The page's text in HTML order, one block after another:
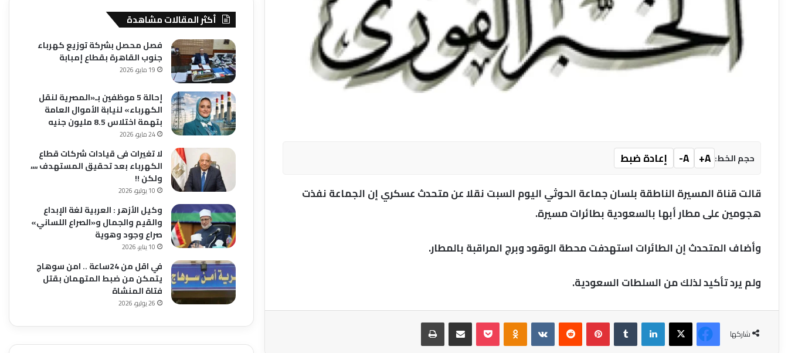
حجم الخط: A+
A-
إعادة ضبط
قالت قناة المسيرة الناطقة بلسان جماعة الحوثي اليوم السبت نقلا عن متحدث عسكري إن الجماعة نفذت
هجومين على مطار أبها بالسعودية بطائرات مسيرة.
وأضاف المتحدث إن الطائرات استهدفت محطة الوقود وبرج المراقبة بالمطار.
ولم يرد تأكيد لذلك من السلطات السعودية.
شاركها
فيسبوك‫X لينكدإن بينتيريست Odnoklassniki
‫Pocket مشاركة عبر البريد طباعة
أكثر المقالات مشاهدة
فصل محصل بشركة توزيع كهرباء
جنوب القاهرة بقطاع إمبابة
19 مايو، 2026
إحالة 5 موظفين بـ«المصرية لنقل
الكهرباء» لنيابة الأموال العامة
بتهمة اختلاس 8.5 مليون جنيه
24 مايو، 2026
لا تغيرات فى قيادات شركات قطاع
الكهرباء بعد تحقيق المستهدف ،،،،
ولكن !!
10 يوليو، 2026
وكيل الأزهر : العربية لغة الإبداع
والقيم والجمال و«الصراع اللساني»
صراع وجود وهوية
10 يناير، 2026
في اقل من 24ساعة .. امن سوهاج
يتمكن من ضبط المتهمان بقتل
فتاة المنشاة
26 يوليو، 2026